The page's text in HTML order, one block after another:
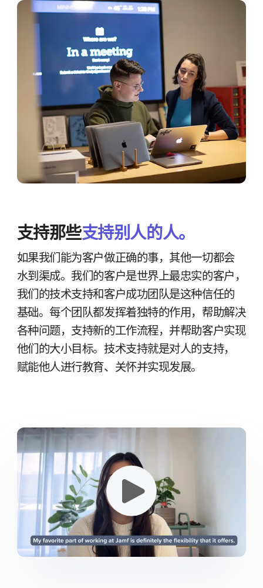
支持​那些支持​别人​的​人。
如果​我们​能​为​客户​做​正确​的​事，​其他​一切​都​会​
水到​渠成。​我们​的​客户​是​世界​上​最​忠实​的​客户，​
我们​的​技术​支持​和​客户​成功团队​是​这​种​信任​的​
基础。​每​个​团队​都​发挥​着​独特​的​作用，​帮助​解决​
各​种​问题，​支持​新​的​工作​流程，​并​帮助​客户​实现​
他们​的​大​小​目标。​技术​支持​就​是​对人​的​支持，​
赋能​他​人​进行​教育、​关怀​并​实现​发展。